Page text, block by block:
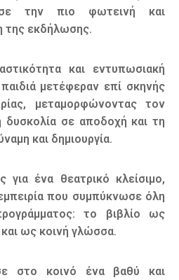
την πιο φωτεινή και
της εκδήλωσης.
και εντυπωσιακή
μετέφεραν επί σκηνής
μεταμορφώνοντας τον
σε αποδοχή και τη
και δημιουργία.
ένα θεατρικό κλείσιμο,
που συμπύκνωσε όλη
το βιβλίο ως
ως κοινή γλώσσα.
στο κοινό ένα βαθύ και